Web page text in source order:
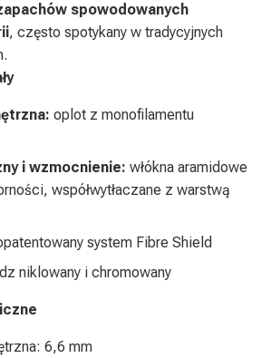
spowodowanych
, często spotykany w tradycyjnych
oplot z monofilamentu
i wzmocnienie: włókna aramidowe
współwytłaczane z warstwą
system Fibre Shield
niklowany i chromowany
6,6 mm